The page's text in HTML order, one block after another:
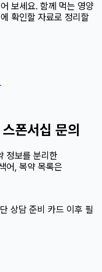
보세요. 함께 먹는 영양
확인할 자료로 정리할
폰서십 문의
정보를 분리한
어, 복약 목록은
상담 준비 카드 이후 필